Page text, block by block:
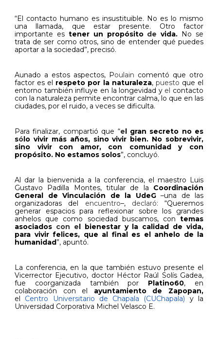
“El contacto humano es insustituible. No es lo mismo
una llamada, que estar presente. Otro factor
importante es tener un propósito de vida. No se
trata de ser como otros, sino de entender qué puedes
aportar a la sociedad”, precisó.
Aunado a estos aspectos, Poulain comentó que otro
factor es el respeto por la naturaleza, puesto que el
entorno también influye en la longevidad y el contacto
con la naturaleza permite encontrar calma, lo que en las
ciudades, por el ruido, a veces se dificulta.
Para finalizar, compartió que “el gran secreto no es
sólo vivir más años, sino vivir bien. No sobrevivir,
sino vivir con amor, con comunidad y con
propósito. No estamos solos”, concluyó.
Al dar la bienvenida a la conferencia, el maestro Luis
Gustavo Padilla Montes, titular de la Coordinación
General de Vinculación de la UdeG –una de las
organizadoras del encuentro–, declaró: “Queremos
generar espacios para reflexionar sobre los grandes
anhelos que como sociedad buscamos, con temas
asociados con el bienestar y la calidad de vida,
para vivir felices, que al final es el anhelo de la
humanidad”, apuntó.
La conferencia, en la que también estuvo presente el
Vicerrector Ejecutivo, doctor Héctor Raúl Solís Gadea,
fue coorganizada también por Platino60, en
colaboración con el ayuntamiento de Zapopan,
el Centro Universitario de Chapala (CUChapala)
y la
Universidad Corporativa Michel Velasco E.